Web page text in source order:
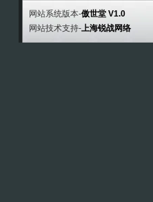
网站系统版本-傲世堂 V1.0
网站技术支持-上海锐战网络